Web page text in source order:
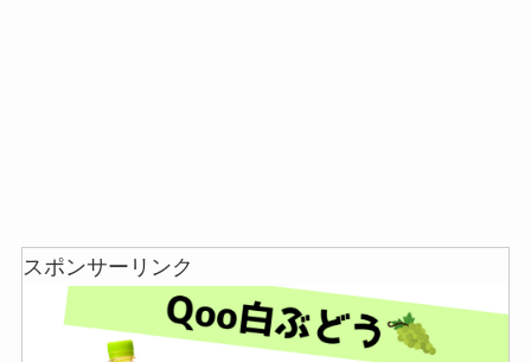
背脂はどこに売ってる？業務スーパーやイオンで
買える？
シャチハタはどこに売ってる？100均やロフトで買
スポンサーリンク